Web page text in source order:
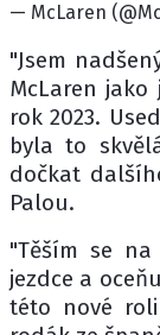
— McLaren
"Jsem
McLaren
rok 2023.
byla to
dočkat
Palou.
"Těším se na
jezdce a
této nové